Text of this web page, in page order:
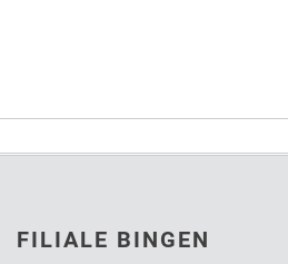
FILIALE BINGEN